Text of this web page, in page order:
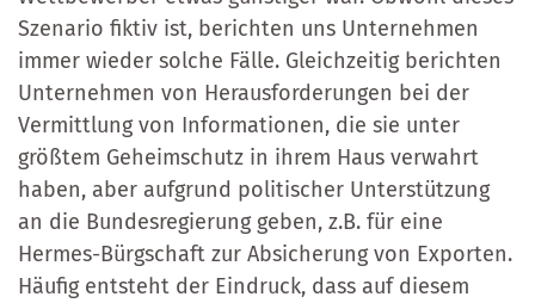
Szenario fiktiv ist, berichten uns Unternehmen
immer wieder solche Fälle. Gleichzeitig berichten
Unternehmen von Herausforderungen bei der
Vermittlung von Informationen, die sie unter
größtem Geheimschutz in ihrem Haus verwahrt
haben, aber aufgrund politischer Unterstützung
an die Bundesregierung geben, z.B. für eine
Hermes-Bürgschaft zur Absicherung von Exporten.
Häufig entsteht der Eindruck, dass auf diesem